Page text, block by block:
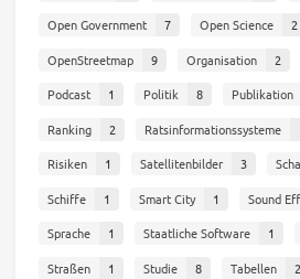
Open Government
7 Open Science 2
OpenStreetmap
9 Organisation 2
Podcast
1 Politik 8 Publikation
Ranking
2 Ratsinformationssysteme
Risiken
1 Satellitenbilder 3
Schiffe
1 Smart City 1 Sound
Sprache
1 Staatliche Software 1
Straßen
1 Studie 8 Tabellen
2